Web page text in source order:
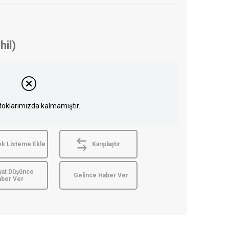
kalmamıştır.
Listeme Ekle Karşılaştır
Düşünce
Ver
Gelince Haber Ver